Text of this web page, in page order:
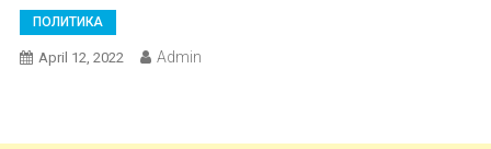
ПОЛИТИКА
April 12, 2022 Admin